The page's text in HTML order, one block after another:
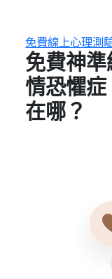
免費線上心理測
免費神
情恐懼
在哪？